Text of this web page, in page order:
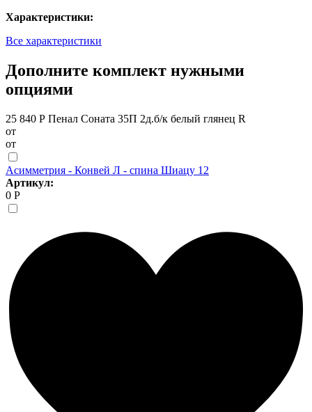
Характеристики:
Все характеристики
Дополните комплект нужными
опциями
25 840 Р Пенал Соната 35П 2д.б/к белый глянец R
от
от
Асимметрия - Конвей Л - спина Шиацу 12
Артикул:
0 Р